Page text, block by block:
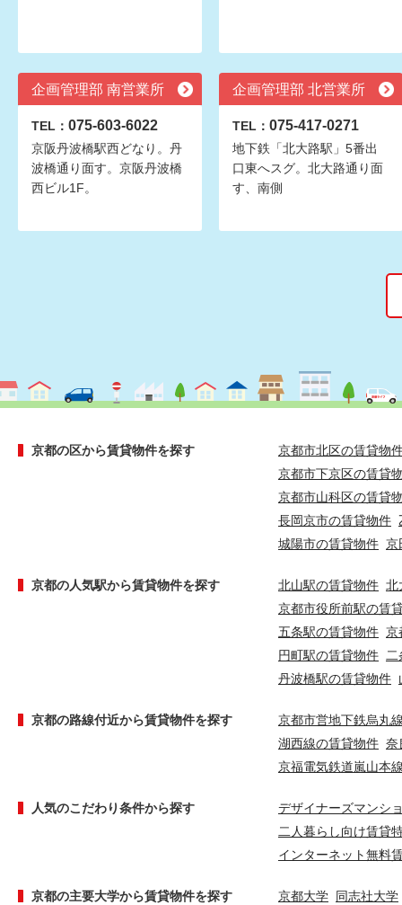
企画管理部 南営業所
TEL： 075-603-6022
京阪丹波橋駅西どなり。丹
波橋通り面す。京阪丹波橋
西ビル1F。
企画管理部 北営業所
TEL： 075-417-0271
地下鉄「北大路駅」5番出
口東へスグ。北大路通り面
す、南側
京都の区から賃貸物件を探す
京都市北区の賃貸物
京都市下京区の賃貸
京都市山科区の賃貸
長岡京市の賃貸物件
城陽市の賃貸物件 京
京都の人気駅から賃貸物件を探す 北山駅の賃貸物件 北
京都市役所前駅の賃
五条駅の賃貸物件 京
円町駅の賃貸物件 二
丹波橋駅の賃貸物件
京都の路線付近から賃貸物件を探す
京都市営地下鉄烏丸
湖西線の賃貸物件 奈
京福電気鉄道嵐山本
人気のこだわり条件から探す
デザイナーズマンシ
二人暮らし向け賃貸
インターネット無料
京都の主要大学から賃貸物件を探す 京都大学 同志社大学